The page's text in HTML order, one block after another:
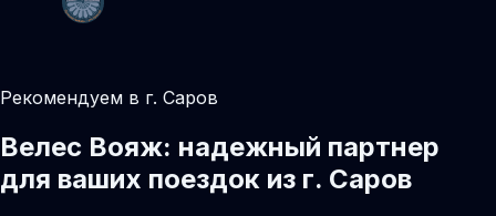
Рекомендуем в г. Саров
Велес Вояж: надежный партнер
для ваших поездок из г. Саров